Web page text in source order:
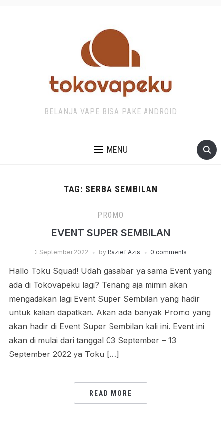
BELANJA VAPE BISA PAKE ANDROID
MENU
TAG: SERBA SEMBILAN
PROMO
EVENT SUPER SEMBILAN
3 September 2022 by Razief Azis 0 comments
Hallo Toku Squad! Udah gasabar ya sama Event yang
ada di Tokovapeku lagi? Tenang aja mimin akan
mengadakan lagi Event Super Sembilan yang hadir
untuk kalian dapatkan. Akan ada banyak Promo yang
akan hadir di Event Super Sembilan kali ini. Event ini
akan di mulai dari tanggal 03 September – 13
September 2022 ya Toku […]
READ MORE